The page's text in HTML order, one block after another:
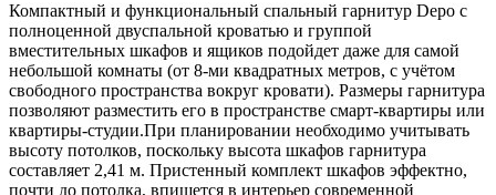
Компактный и функциональный спальный гарнитур Depo с
полноценной двуспальной кроватью и группой
вместительных шкафов и ящиков подойдет даже для самой
небольшой комнаты (от 8-ми квадратных метров, с учётом
свободного пространства вокруг кровати). Размеры гарнитура
позволяют разместить его в пространстве смарт-квартиры или
квартиры-студии.При планировании необходимо учитывать
высоту потолков, поскольку высота шкафов гарнитура
составляет 2,41 м. Пристенный комплект шкафов эффектно,
почти до потолка, впишется в интерьер современной